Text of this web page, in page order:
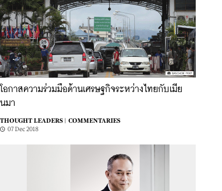
โอกาสความร่วมมือด้านเศรษฐกิจระหว่างไทยกับเมีย
นมา
THOUGHT LEADERS |
COMMENTARIES
07 Dec 2018